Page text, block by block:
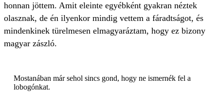
honnan jöttem. Amit eleinte egyébként gyakran néztek
olasznak, de én ilyenkor mindig vettem a fáradtságot, és
mindenkinek türelmesen elmagyaráztam, hogy ez bizony
magyar zászló.
Mostanában már sehol sincs gond, hogy ne ismernék fel a
lobogónkat.